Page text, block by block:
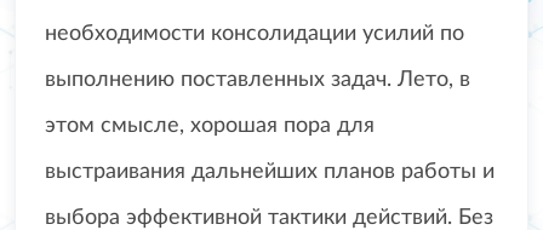
необходимости консолидации усилий по
выполнению поставленных задач. Лето, в
этом смысле, хорошая пора для
выстраивания дальнейших планов работы и
выбора эффективной тактики действий. Без